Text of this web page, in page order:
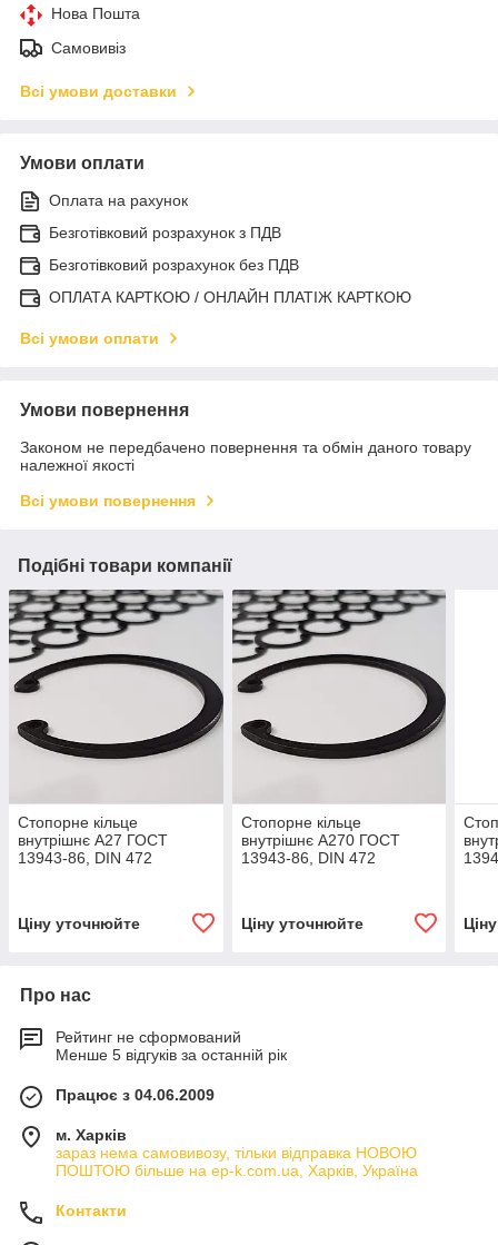
Нова Пошта
Самовивіз
Всі умови доставки
Умови оплати
Оплата на рахунок
Безготівковий розрахунок з ПДВ
Безготівковий розрахунок без ПДВ
ОПЛАТА КАРТКОЮ / ОНЛАЙН ПЛАТІЖ КАРТКОЮ
Всі умови оплати
Умови повернення
Законом не передбачено повернення та обмін даного товару
належної якості
Всі умови повернення
Подібні товари компанії
Стопорне кільце
внутрішнє А27 ГОСТ
13943-86, DIN 472
Ціну уточнюйте
Стопорне кільце
внутрішнє А270 ГОСТ
13943-86, DIN 472
Ціну уточнюйте
Про нас
Рейтинг не сформований
Менше 5 відгуків за останній рік
Працює з 04.06.2009
м. Харків
зараз нема самовивозу, тільки відправка НОВОЮ
ПОШТОЮ більше на ep-k.com.ua, Харків, Україна
Контакти